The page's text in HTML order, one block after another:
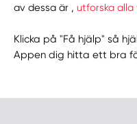
av dessa är ,utforska
Klicka på "Få hjälp" så
Appen dig hitta ett bra